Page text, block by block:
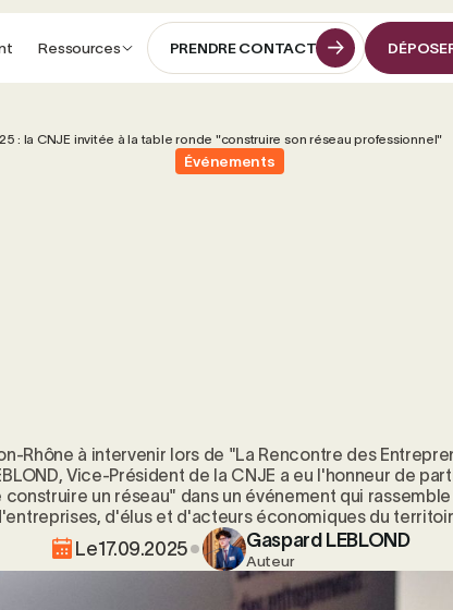
Ressources
PRENDRE CONTACT
: la CNJE invitée à la table ronde "construire son réseau professionnel"
Événements
Rhône à intervenir lors de "La Rencontre des
Vice-Président de la CNJE a eu l'honneur de
un réseau" dans un événement qui
d'élus et d'acteurs économiques du
Le17.09.2025 Gaspard LEBLOND
Auteur